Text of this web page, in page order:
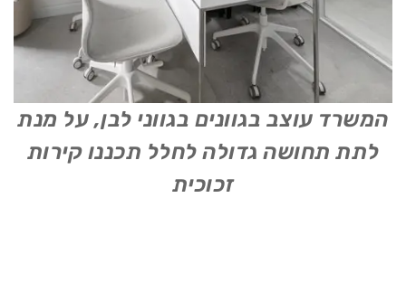
המשרד עוצב בגוונים בגווני לבן, על מנת
לתת תחושה גדולה לחלל תכננו קירות
זכוכית